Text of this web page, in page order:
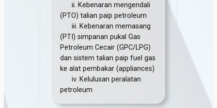
ii. Kebenaran mengendali
(PTO) talian paip petroleum
iii. Kebenaran memasang
(PTI) simpanan pukal Gas
Petroleum Cecair (GPC/LPG)
dan sistem talian paip fuel gas
ke alat pembakar (appliances)
iv. Kelulusan peralatan
petroleum